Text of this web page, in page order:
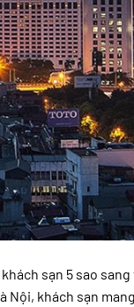
sạn 5 sao
Nội, khách sạn